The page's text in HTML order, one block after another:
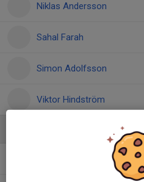
Niklas Andersson
Sahal Farah
Simon Adolfsson
Viktor Hindström